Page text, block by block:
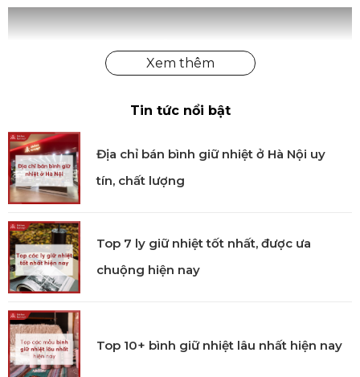
Thông tin kích thước:
Cân nặng: 0.6 kg
Tin tức nổi bật
Địa chỉ bán bình giữ nhiệt ở Hà Nội uy
tín, chất lượng
Top 7 ly giữ nhiệt tốt nhất, được ưa
chuộng hiện nay
Top 10+ bình giữ nhiệt lâu nhất hiện nay